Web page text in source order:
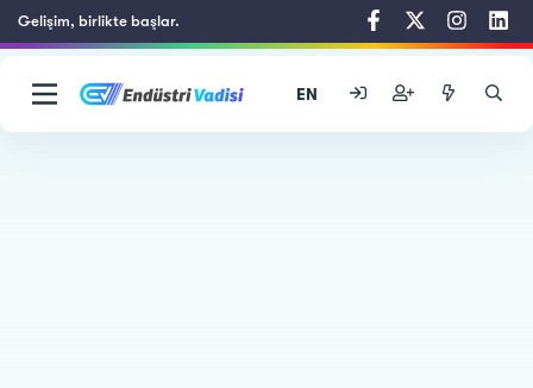
Gelişim, birlikte başlar.
EN